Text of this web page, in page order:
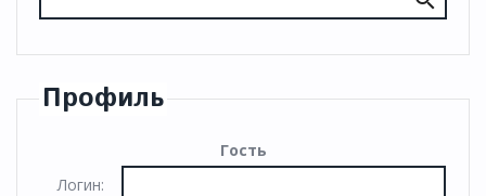
Профиль
Гость
Логин: